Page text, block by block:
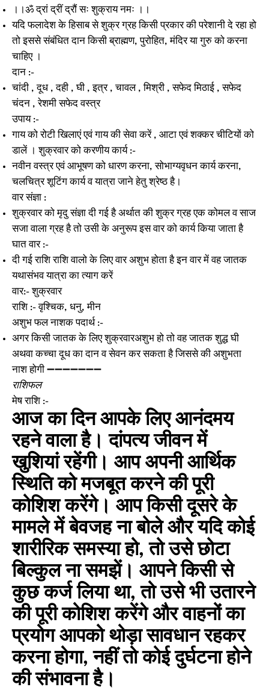
।।ॐ द्रां द्रीं द्रौं सः शुक्राय नमः ।।
यदि फलादेश के हिसाब से शुक्र ग्रह किसी प्रकार की परेशानी दे रहा हो
तो इससे संबंधित दान किसी ब्राह्मण, पुरोहित, मंदिर या गुरु को करना
चाहिए ।
दान :-
चांदी , दूध , दही , घी , इत्र , चावल , मिश्री , सफेद मिठाई , सफेद
चंदन , रेशमी सफेद वस्त्र
उपाय :-
गाय को रोटी खिलाएं एवं गाय की सेवा करें , आटा एवं शक्कर चीटियों को
डालें । शुक्रवार को करणीय कार्य :-
नवीन वस्त्र एवं आभूषण को धारण करना, सोभाग्यवृधन कार्य करना,
चलचित्र शूटिंग कार्य व यात्रा जाने हेतु श्रेष्ठ है।
वार संज्ञा :
शुक्रवार को मृदु संज्ञा दी गई है अर्थात की शुक्र ग्रह एक कोमल व साज
सजा वाला ग्रह है तो उसी के अनुरूप इस वार को कार्य किया जाता है
घात वार :-
दी गई राशि राशि वालो के लिए वार अशुभ होता है इन वार में वह जातक
यथासंभव यात्रा का त्याग करें
वार:- शुक्रवार
राशि :- वृश्चिक, धनु, मीन
अशुभ फल नाशक पदार्थ :-
अगर किसी जातक के लिए शुक्रवारअशुभ हो तो वह जातक शुद्ध घी
अथवा कच्चा दूध का दान व सेवन कर सकता है जिससे की अशुभता
नाश होगी ➖➖➖➖➖➖➖
राशिफल
मेष राशि :-
आज का दिन आपके लिए आनंदमय
रहने वाला है। दांपत्य जीवन में
खुशियां रहेंगी। आप अपनी आर्थिक
स्थिति को मजबूत करने की पूरी
कोशिश करेंगे। आप किसी दूसरे के
मामले में बेवजह ना बोले और यदि कोई
शारीरिक समस्या हो, तो उसे छोटा
बिल्कुल ना समझें। आपने किसी से
कुछ कर्ज लिया था, तो उसे भी उतारने
की पूरी कोशिश करेंगे और वाहनों का
प्रयोग आपको थोड़ा सावधान रहकर
करना होगा, नहीं तो कोई दुर्घटना होने
की संभावना है।